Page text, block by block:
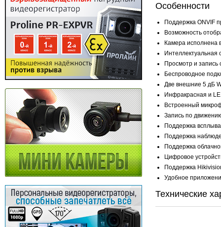
Особенности
Поддержка ONVIF
Возможность
Камера исполнена
Интеллектуальная
Просмотр и
Беспроводное
Две внешние 5 дБ
Инфракрасная и
Встроенный
Запись по
Поддержка
Поддержка
Поддержка
Цифровое
Поддержка
Удобное
Технические